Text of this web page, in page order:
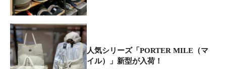
人気シリーズ「PORTER MILE（マ
イル）」新型が入荷！